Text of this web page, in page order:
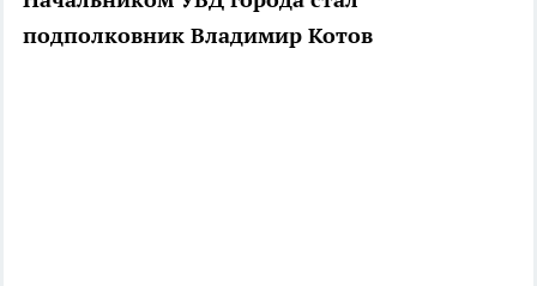
подполковник Владимир Котов